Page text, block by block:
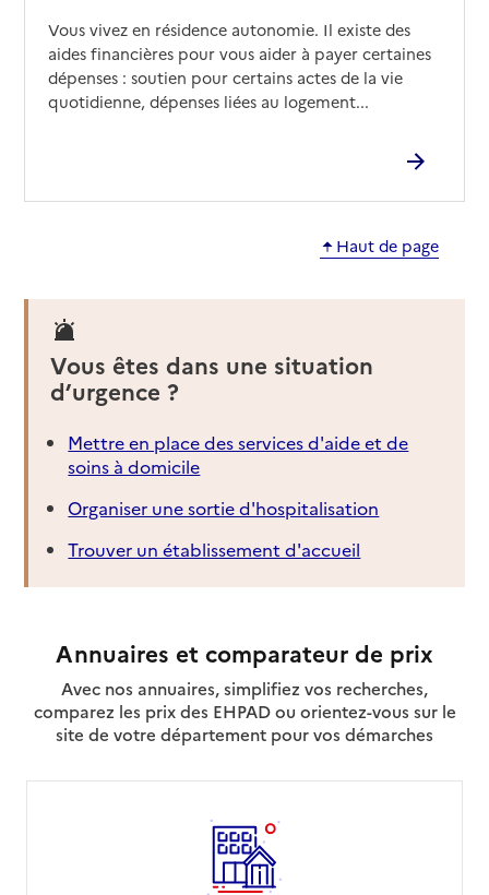
Vous vivez en résidence autonomie. Il existe des
aides financières pour vous aider à payer certaines
dépenses : soutien pour certains actes de la vie
quotidienne, dépenses liées au logement...
Haut de page
Vous êtes dans une situation
d’urgence ?
Mettre en place des services d'aide et de
soins à domicile
Organiser une sortie d'hospitalisation
Trouver un établissement d'accueil
Annuaires et comparateur de prix
Avec nos annuaires, simplifiez vos recherches,
comparez les prix des EHPAD ou orientez-vous sur le
site de votre département pour vos démarches